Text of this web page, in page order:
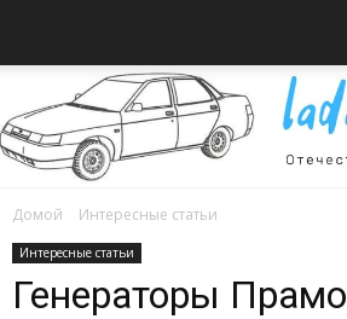
Домой Интересные статьи
Интересные статьи
Генераторы Прамо